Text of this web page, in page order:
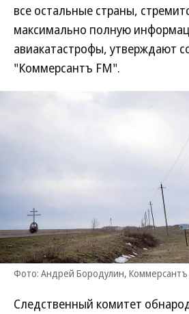
все остальные страны,
максимально полную
авиакатастрофы, утверждают
"Коммерсантъ FM".
Фото: Андрей Бородулин, Коммерсантъ
Следственный комитет